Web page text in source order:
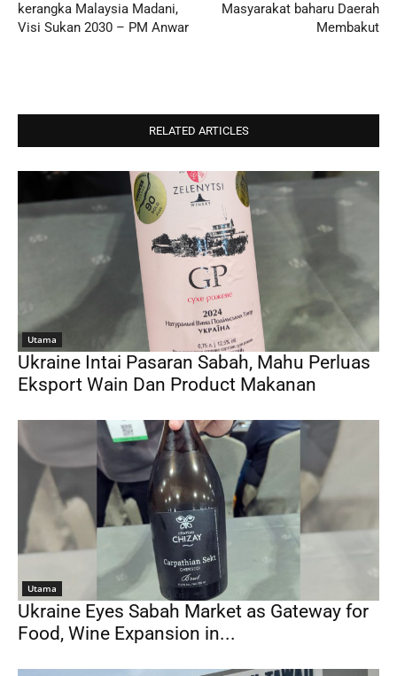
kerangka Malaysia Madani,
Visi Sukan 2030 – PM Anwar
Masyarakat baharu Daerah
Membakut
RELATED ARTICLES
Utama
Ukraine Intai Pasaran Sabah, Mahu Perluas
Eksport Wain Dan Product Makanan
Utama
Ukraine Eyes Sabah Market as Gateway for
Food, Wine Expansion in...